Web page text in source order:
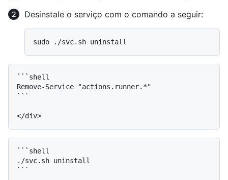
Desinstale o serviço com o comando a seguir:
```shell
Remove-Service "actions.runner.*"
```
```shell
./svc.sh uninstall
```